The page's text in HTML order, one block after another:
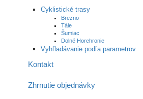
Cyklistické trasy
Brezno
Tále
Šumiac
Dolné Horehronie
Vyhľladávanie podľa parametrov
Kontakt
Zhrnutie objednávky